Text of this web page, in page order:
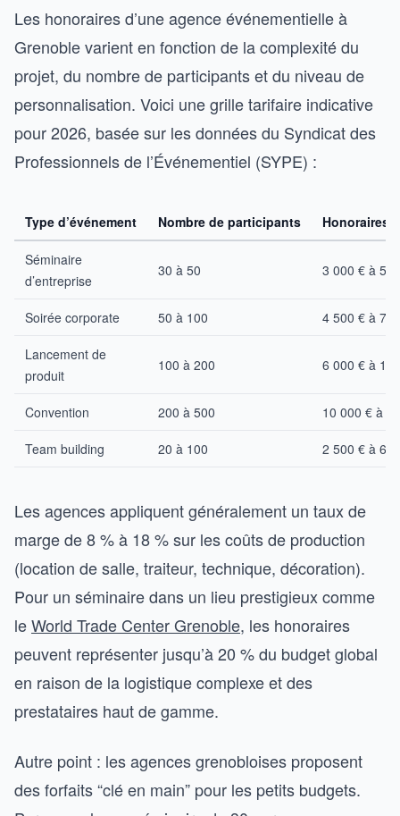
Les honoraires d’une agence événementielle à
Grenoble varient en fonction de la complexité du
projet, du nombre de participants et du niveau de
personnalisation. Voici une grille tarifaire indicative
pour 2026, basée sur les données du Syndicat des
Professionnels de l’Événementiel (SYPE) :
Type d’événement Nombre de participants Honoraires
Séminaire
d’entreprise
30 à 50 3 000 € à 5
Soirée corporate 50 à 100 4 500 € à 7
Lancement de
produit
100 à 200 6 000 € à 10
Convention 200 à 500 10 000 € à
Team building 20 à 100 2 500 € à 6
Les agences appliquent généralement un taux de
marge de 8 % à 18 % sur les coûts de production
(location de salle, traiteur, technique, décoration).
Pour un séminaire dans un lieu prestigieux comme
leWorld Trade Center Grenoble, les honoraires
peuvent représenter jusqu’à 20 % du budget global
en raison de la logistique complexe et des
prestataires haut de gamme.
Autre point : les agences grenobloises proposent
des forfaits “clé en main” pour les petits budgets.